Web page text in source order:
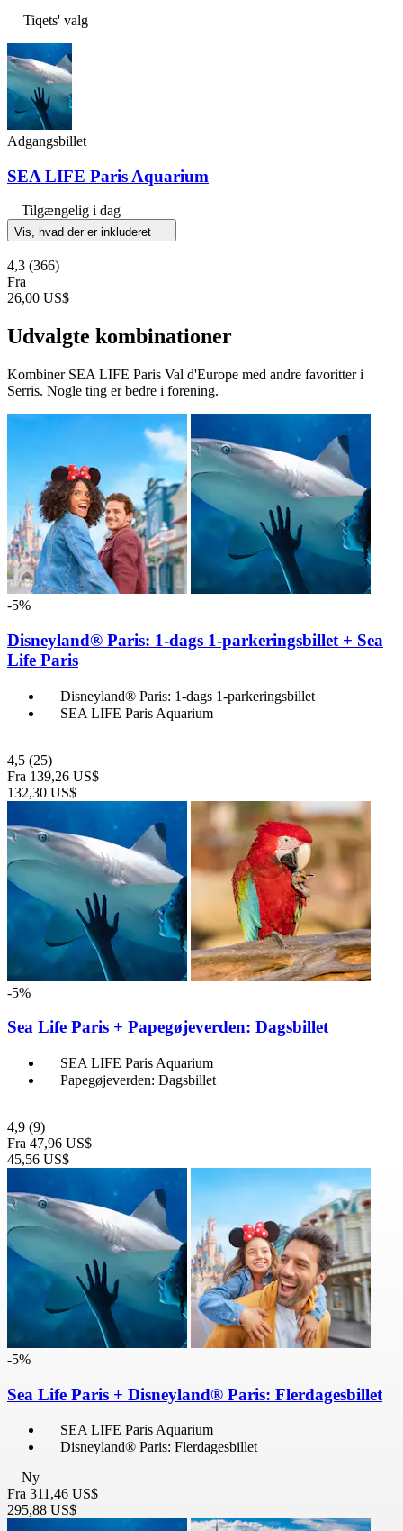
Tiqets' valg
Adgangsbillet
SEA LIFE Paris Aquarium
Tilgængelig i dag
Vis, hvad der er inkluderet
4,3 (366)
Fra
26,00 US$
Udvalgte kombinationer
Kombiner SEA LIFE Paris Val d'Europe med andre favoritter i
Serris. Nogle ting er bedre i forening.
-5%
Disneyland® Paris: 1-dags 1-parkeringsbillet + Sea
Life Paris
Disneyland® Paris: 1-dags 1-parkeringsbillet
SEA LIFE Paris Aquarium
4,5 (25)
Fra 139,26 US$
132,30 US$
-5%
Sea Life Paris + Papegøjeverden: Dagsbillet
SEA LIFE Paris Aquarium
Papegøjeverden: Dagsbillet
4,9 (9)
Fra 47,96 US$
45,56 US$
-5%
Sea Life Paris + Disneyland® Paris: Flerdagesbillet
SEA LIFE Paris Aquarium
Disneyland® Paris: Flerdagesbillet
Ny
Fra 311,46 US$
295,88 US$